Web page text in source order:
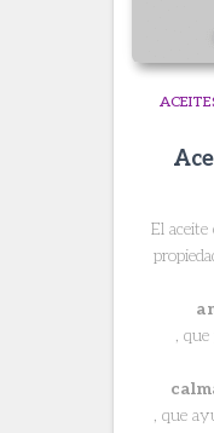
El aceite
,
, que